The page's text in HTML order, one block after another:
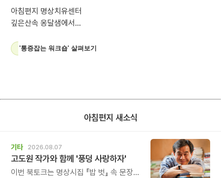
아침편지 명상치유센터
깊은산속 옹달샘에서...
'통증잡는 워크숍' 살펴보기
아침편지 새소식
기타 2026.08.07
고도원 작가와 함께 '풍덩 사랑하자'
이번 북토크는 명상시집 『밥 벗』 속 문장을